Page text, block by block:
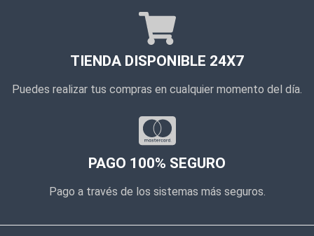
TIENDA DISPONIBLE 24X7
Puedes realizar tus compras en cualquier momento del día.
PAGO 100% SEGURO
Pago a través de los sistemas más seguros.